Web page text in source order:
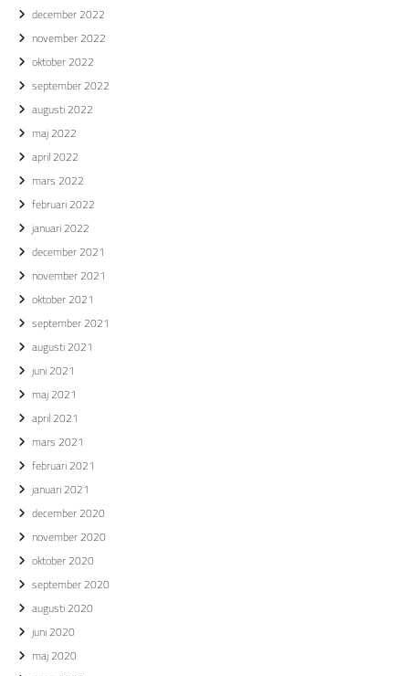
december 2022
november 2022
oktober 2022
september 2022
augusti 2022
maj 2022
april 2022
mars 2022
februari 2022
januari 2022
december 2021
november 2021
oktober 2021
september 2021
augusti 2021
juni 2021
maj 2021
april 2021
mars 2021
februari 2021
januari 2021
december 2020
november 2020
oktober 2020
september 2020
augusti 2020
juni 2020
maj 2020